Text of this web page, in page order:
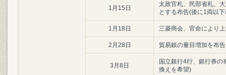
1月15日
太政官札、民部省札、
とする布告(後に1両以
1月18日 三菱商会、官命により
2月28日 貿易銀の量目増加を布告
3月8日
国立銀行4行、銀行券
換えを希望)